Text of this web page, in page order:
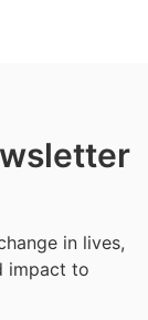
in lives,
impact to